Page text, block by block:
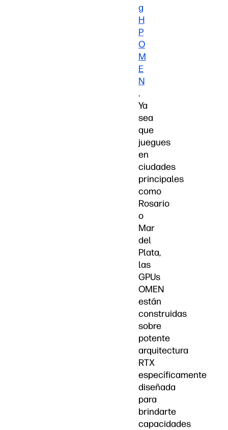
g
H
P
O
M
E
N
.
Ya
sea
que
juegues
en
ciudades
principales
como
Rosario
o
Mar
del
Plata,
las
GPUs
OMEN
están
construidas
sobre
potente
arquitectura
RTX
específicamente
diseñada
para
brindarte
capacidades